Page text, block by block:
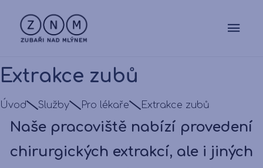
Extrakce zubů
Úvod Služby Pro lékaře Extrakce zubů
Naše pracoviště nabízí provedení
chirurgických extrakcí, ale i jiných